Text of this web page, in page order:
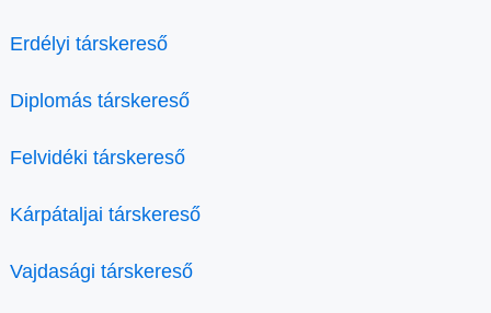
Erdélyi társkereső
Diplomás társkereső
Felvidéki társkereső
Kárpátaljai társkereső
Vajdasági társkereső